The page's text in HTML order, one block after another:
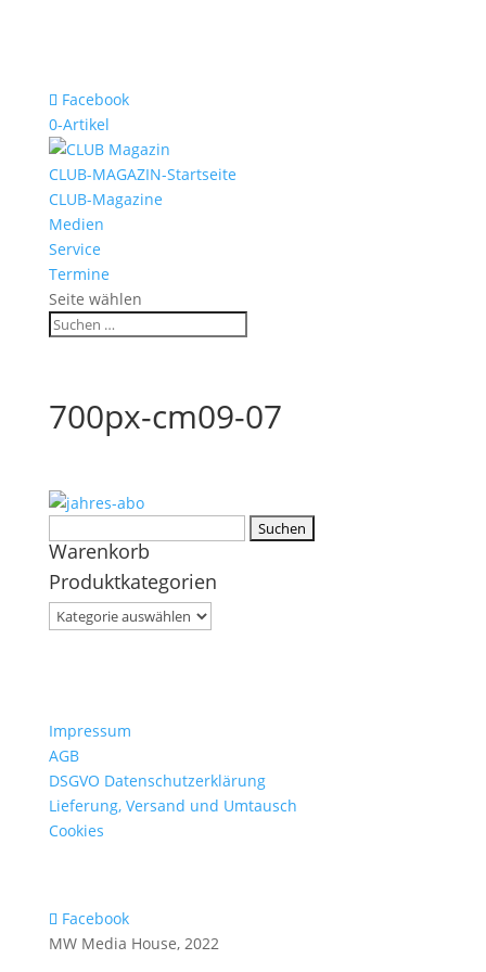
Facebook
0-Artikel
CLUB-MAGAZIN-Startseite
CLUB-Magazine
Medien
Service
Termine
Seite wählen
700px-cm09-07
nach:
Warenkorb
Produktkategorien
Impressum
AGB
DSGVO Datenschutzerklärung
Lieferung, Versand und Umtausch
Cookies
Facebook
MW Media House, 2022